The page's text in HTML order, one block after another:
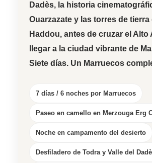
Dadès, la historia
Ouarzazate y las torres de tierra
Haddou, antes de cruzar el Alto
llegar a la ciudad vibrante de
Siete días. Un Marruecos
7 días / 6 noches por Marruecos
Paseo en camello en Merzouga Erg
Noche en campamento del desierto
Desfiladero de Todra y Valle del